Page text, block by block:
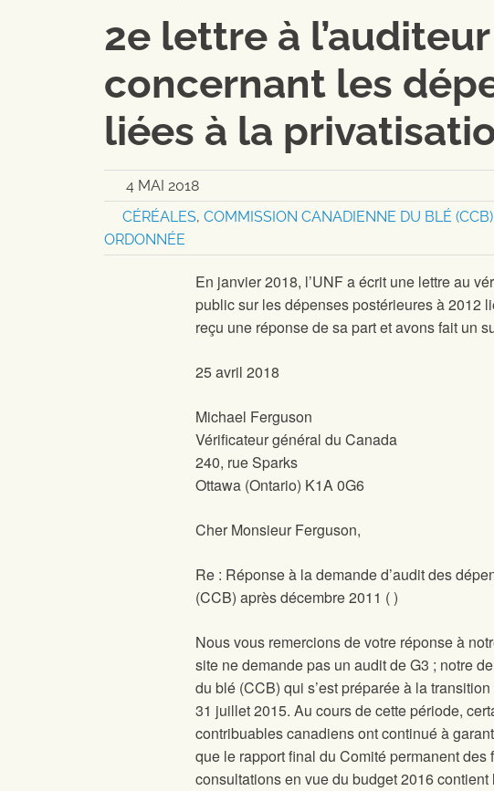
2e lettre à
concernant les
liées à la
4 MAI 2018
CÉRÉALES, COMMISSION CANADIENNE DU BLÉ (CCB)
ORDONNÉE
En janvier 2018, l’UNF a écrit une lettre au
public sur les dépenses postérieures à 2012
reçu une réponse de sa part et avons fait un
25 avril 2018
Michael Ferguson
Vérificateur général du Canada
240, rue Sparks
Ottawa (Ontario) K1A 0G6
Cher Monsieur Ferguson,
Re : Réponse à la demande d’audit des
(CCB) après décembre 2011 ()
Nous vous remercions de votre réponse à
site ne demande pas un audit de G3 ; notre
du blé (CCB) qui s’est préparée à la
31 juillet 2015. Au cours de cette période,
contribuables canadiens ont continué à
que le rapport final du Comité permanent
consultations en vue du budget 2016